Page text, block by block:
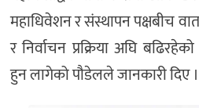
महाधिवेशन र संस्थापन पक्षबीच
र निर्वाचन प्रक्रिया अघि
हुन लागेको पौडेलले जानकारी दिए ।